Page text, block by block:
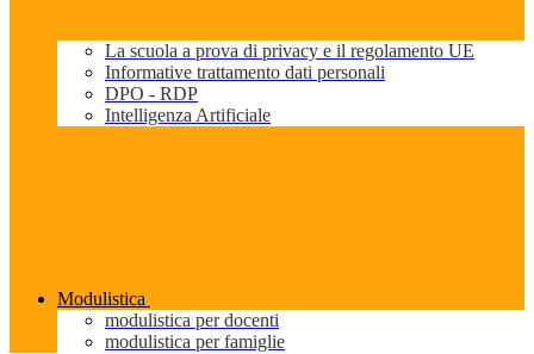
La scuola a prova di privacy e il regolamento UE
Informative trattamento dati personali
DPO - RDP
Intelligenza Artificiale
Modulistica
modulistica per docenti
modulistica per famiglie